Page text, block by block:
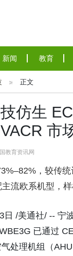
新闻 教育
正文
仿生
市
教育资讯网
，较传
流欧系机型，
日 /美通社/ -- 宁
已通过
处理机组（